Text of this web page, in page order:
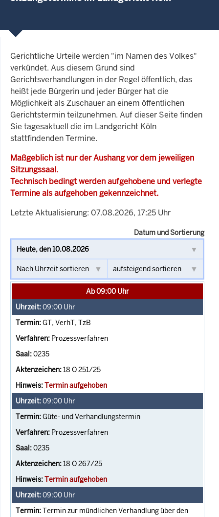
Gerichtliche Urteile werden "im Namen des Volkes"
verkündet. Aus diesem Grund sind
Gerichtsverhandlungen in der Regel öffentlich, das
heißt jede Bürgerin und jeder Bürger hat die
Möglichkeit als Zuschauer an einem öffentlichen
Gerichtstermin teilzunehmen. Auf dieser Seite finden
Sie tagesaktuell die im Landgericht Köln
stattfindenden Termine.
Maßgeblich ist nur der Aushang vor dem jeweiligen
Sitzungssaal.
Technisch bedingt werden aufgehobene und verlegte
Termine als aufgehoben gekennzeichnet.
Letzte Aktualisierung: 07.08.2026, 17:25 Uhr
Datum und Sortierung
Ab 09:00 Uhr
09:00 Uhr
GT, VerhT, TzB
Prozessverfahren
0235
18 O 251/25
Termin aufgehoben
09:00 Uhr
Güte- und Verhandlungstermin
Prozessverfahren
0235
18 O 267/25
Termin aufgehoben
09:00 Uhr
Termin zur mündlichen Verhandlung über den